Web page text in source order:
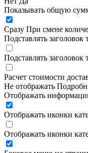
Показывать общую
Сразу При смене
Подставлять заголовок
Подставлять заголовок
Расчет стоимости
Не отображать
Отображать
Отображать иконки
Отображать иконки